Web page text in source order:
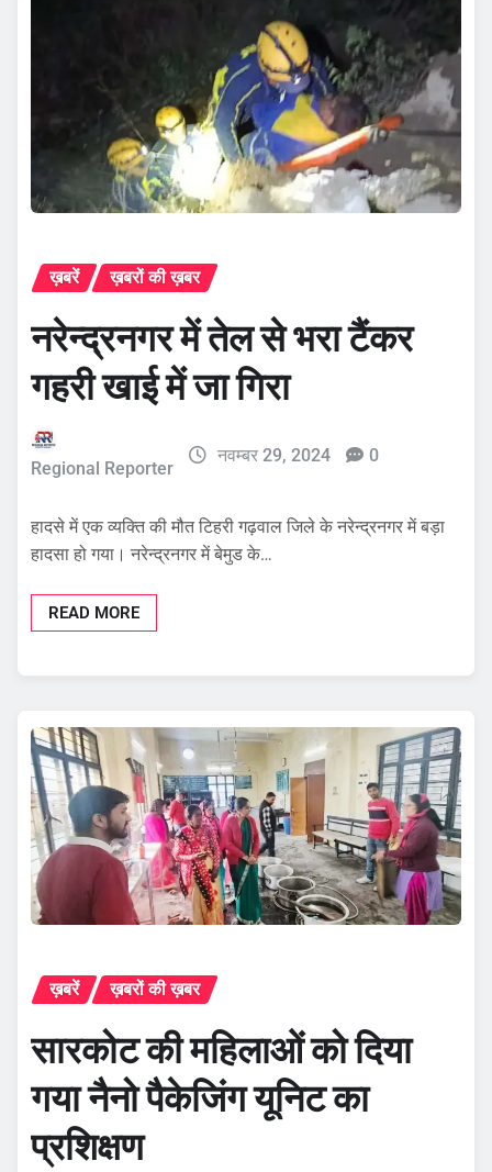
ख़बरें ख़बरों की ख़बर
नरेन्द्रनगर में तेल से भरा टैंकर
गहरी खाई में जा गिरा
Regional Reporter
नवम्बर 29, 2024 0
हादसे में एक व्यक्ति की मौत टिहरी गढ़वाल जिले के नरेन्द्रनगर में बड़ा
हादसा हो गया। नरेन्द्रनगर में बेमुड के…
READ MORE
ख़बरें ख़बरों की ख़बर
सारकोट की महिलाओं को दिया
गया नैनो पैकेजिंग यूनिट का
प्रशिक्षण